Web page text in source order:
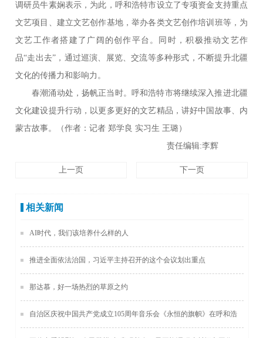
调研员牛素娴表示，为此，呼和浩特市设立了专项资金支持重点
文艺项目、建立文艺创作基地，举办各类文艺创作培训班等，为
文艺工作者搭建了广阔的创作平台。同时，积极推动文艺作
品“走出去”，通过巡演、展览、交流等多种形式，不断提升北疆
文化的传播力和影响力。
春潮涌动处，扬帆正当时。呼和浩特市将继续深入推进北疆
文化建设提升行动，以更多更好的文艺精品，讲好中国故事、内
蒙古故事。（作者：记者 郑学良 实习生 王璐 ）
责任编辑:李辉
上一页 下一页
相关新闻
AI时代，我们该培养什么样的人
推进全面依法治国，习近平主持召开的这个会议划出重点
那达慕，好一场热烈的草原之约
自治区庆祝中国共产党成立105周年音乐会《永恒的旗帜》在呼和浩